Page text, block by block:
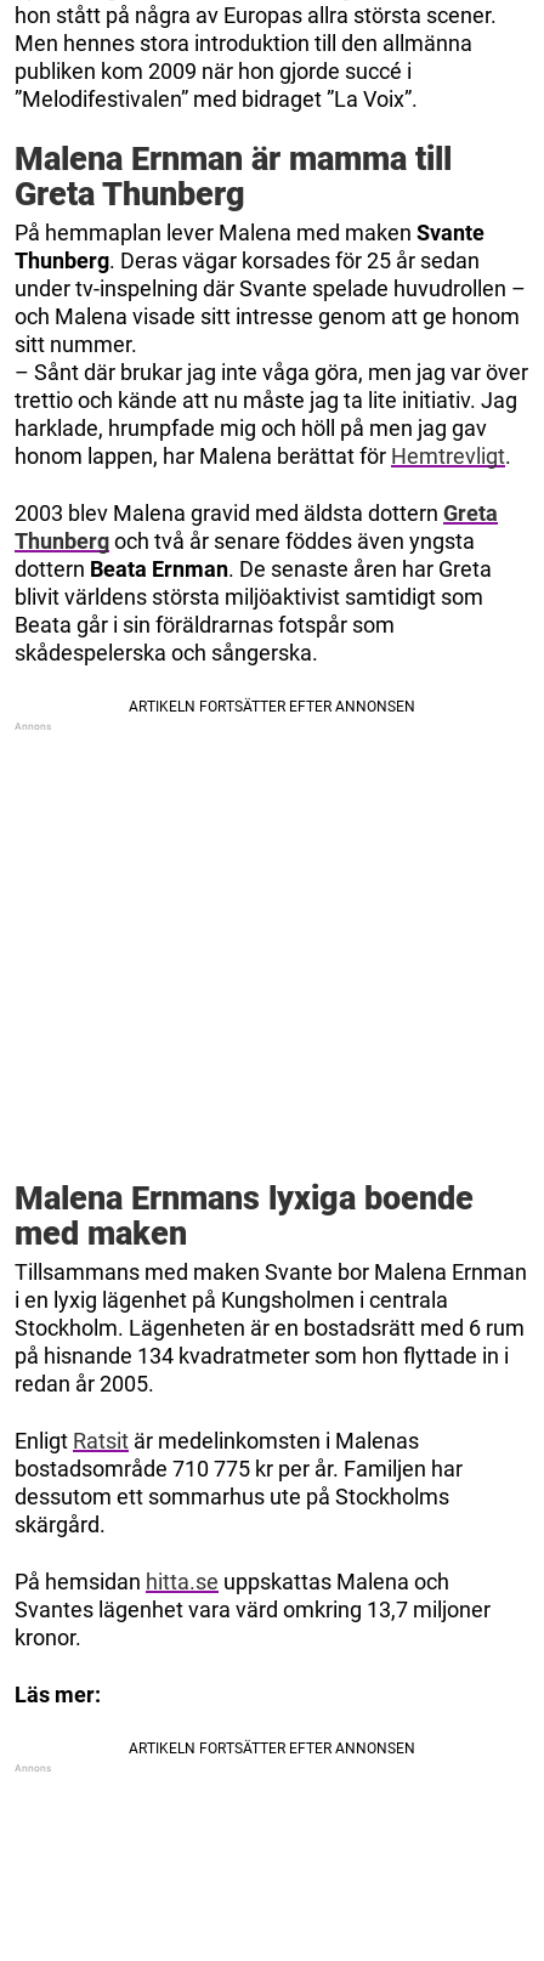
hon stått på några av Europas allra största scener.
Men hennes stora introduktion till den allmänna
publiken kom 2009 när hon gjorde succé i
”Melodifestivalen” med bidraget ”La Voix”.
Malena Ernman är mamma till
Greta Thunberg
På hemmaplan lever Malena med maken Svante
Thunberg. Deras vägar korsades för 25 år sedan
under tv-inspelning där Svante spelade huvudrollen –
och Malena visade sitt intresse genom att ge honom
sitt nummer.
– Sånt där brukar jag inte våga göra, men jag var över
trettio och kände att nu måste jag ta lite initiativ. Jag
harklade, hrumpfade mig och höll på men jag gav
honom lappen, har Malena berättat för Hemtrevligt.
2003 blev Malena gravid med äldsta dottern Greta
Thunbergoch två år senare föddes även yngsta
dottern Beata Ernman. De senaste åren har Greta
blivit världens största miljöaktivist samtidigt som
Beata går i sin föräldrarnas fotspår som
skådespelerska och sångerska.
Malena Ernmans lyxiga boende
med maken
Tillsammans med maken Svante bor Malena Ernman
i en lyxig lägenhet på Kungsholmen i centrala
Stockholm. Lägenheten är en bostadsrätt med 6 rum
på hisnande 134 kvadratmeter som hon flyttade in i
redan år 2005.
Enligt Ratsit är medelinkomsten i Malenas
bostadsområde 710 775 kr per år. Familjen har
dessutom ett sommarhus ute på Stockholms
skärgård.
På hemsidan hitta.se uppskattas Malena och
Svantes lägenhet vara värd omkring 13,7 miljoner
kronor.
Läs mer: